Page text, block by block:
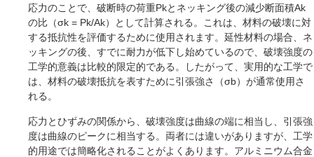
応力のことで、破断時の荷重Pkとネッキング後の減少断面積Ak
の比（σk = Pk/Ak）として計算される。これは、材料の破壊に対
する抵抗性を評価するために使用されます。延性材料の場合、ネ
ッキングの後、すでに耐力が低下し始めているので、破壊強度の
工学的意義は比較的限定的である。したがって、実用的な工学で
は、材料の破壊抵抗を表すために引張強さ（σb）が通常使用さ
れる。
応力とひずみの関係から、破壊強度は曲線の端に相当し、引張強
度は曲線のピークに相当する。両者には違いがありますが、工学
的用途では簡略化されることがよくあります。アルミニウム合金